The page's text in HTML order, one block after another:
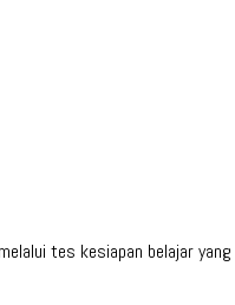
tes kesiapan belajar